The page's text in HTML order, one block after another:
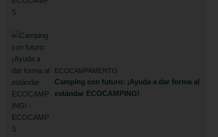
ECOCAMPAMENTO
Camping con futuro: ¡Ayuda a dar forma al
estándar ECOCAMPING!